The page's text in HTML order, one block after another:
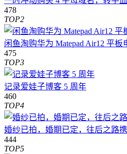
478
TOP2
闲鱼淘购华为 Matepad Air12 平板
475
TOP3
记录爱娃子博客 5 周年
460
TOP4
婚纱已拍，婚期已定，往后之路
444
TOP5